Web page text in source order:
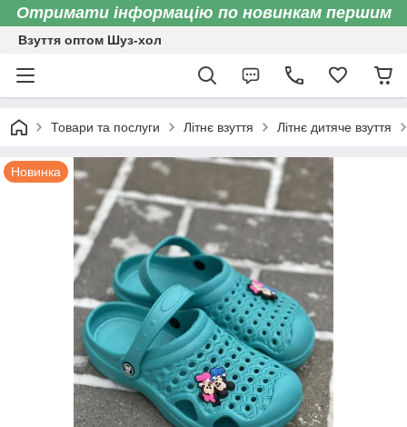
Отримати інформацію по новинкам першим
Взуття оптом Шуз-хол
Товари та послуги Літнє взуття Літнє дитяче взуття
Новинка